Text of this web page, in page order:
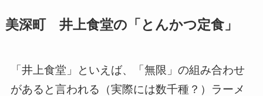
美深町 井上食堂の「とんかつ定食」
「井上食堂」といえば、「無限」の組み合わせ
があると言われる（実際には数千種？）ラーメ